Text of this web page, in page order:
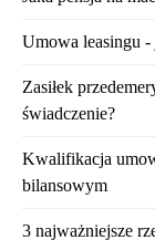
Umowa leasingu
Zasiłek
świadczenie?
Kwalifikacja
bilansowym
3 najważniejsze